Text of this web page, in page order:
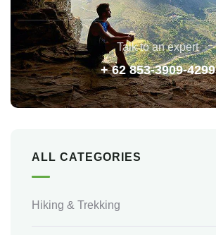
Talk to an expert
+ 62 853-3909-4299
ALL CATEGORIES
Hiking & Trekking